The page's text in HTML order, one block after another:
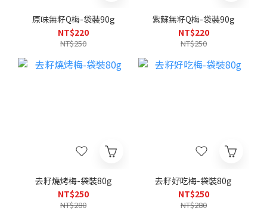
原味無籽Q梅-袋裝90g
NT$220
NT$250
紫蘇無籽Q梅-袋裝90g
NT$220
NT$250
去籽燒烤梅-袋裝80g
NT$250
NT$280
去籽好吃梅-袋裝80g
NT$250
NT$280